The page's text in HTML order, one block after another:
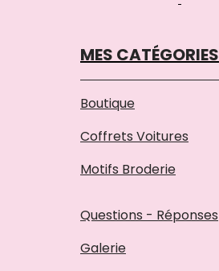
MES CATÉGORIES
Boutique
Coffrets Voitures
Motifs Broderie
Questions - Réponses
Galerie